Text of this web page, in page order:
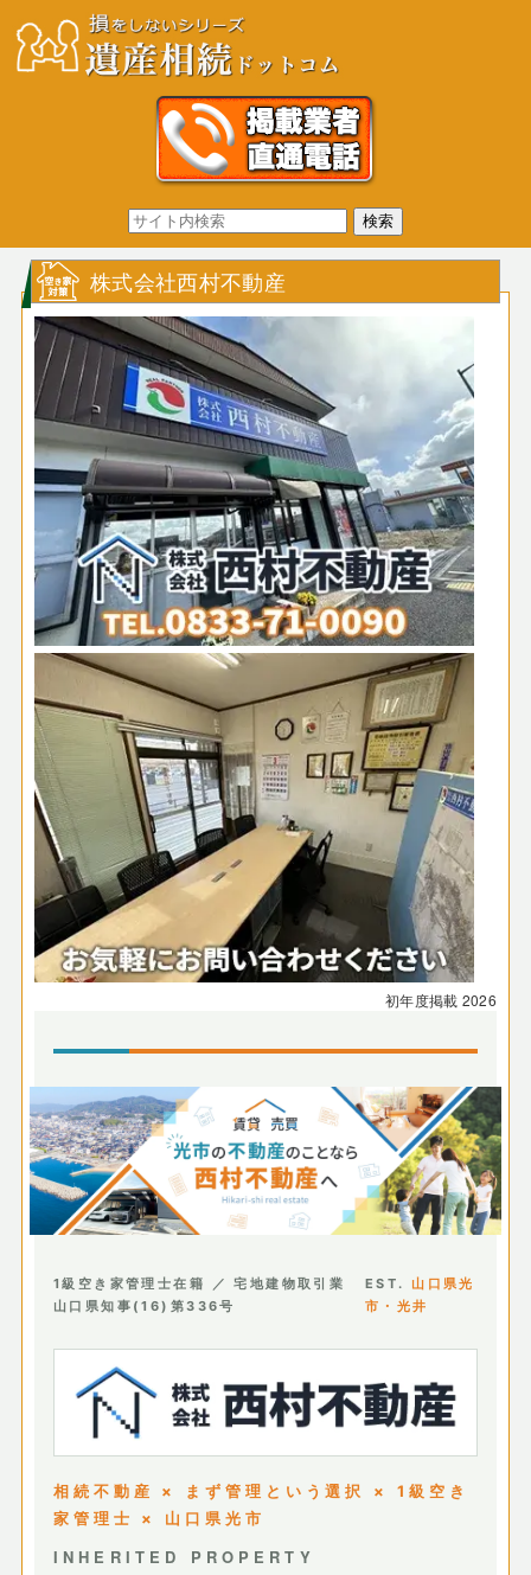
株式会社西村不動産
初年度掲載 2026
1級空き家管理士在籍 ／ 宅地建物取引業
山口県知事(16)第336号
EST.山口県光
市・光井
相続不動産 × まず管理という選択 × 1級空き
家管理士 × 山口県光市
INHERITED PROPERTY